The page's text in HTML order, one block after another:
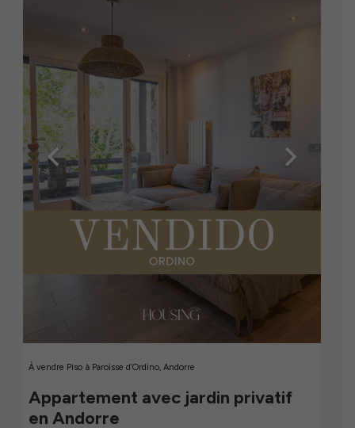
À vendre Piso à Paroisse d’Ordino, Andorre
Appartement avec jardin privatif
en Andorre